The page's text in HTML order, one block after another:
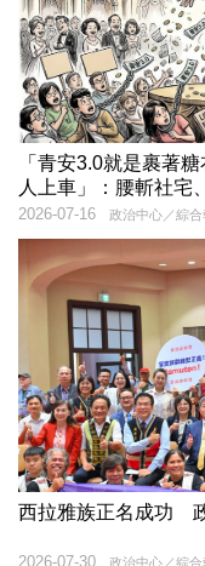
「青安3.0就是裹著
人上車」：腰斬社宅
政治中心／綜合
2026-07-16
西拉雅族正名成功
政治中心／綜合
2026-07-30